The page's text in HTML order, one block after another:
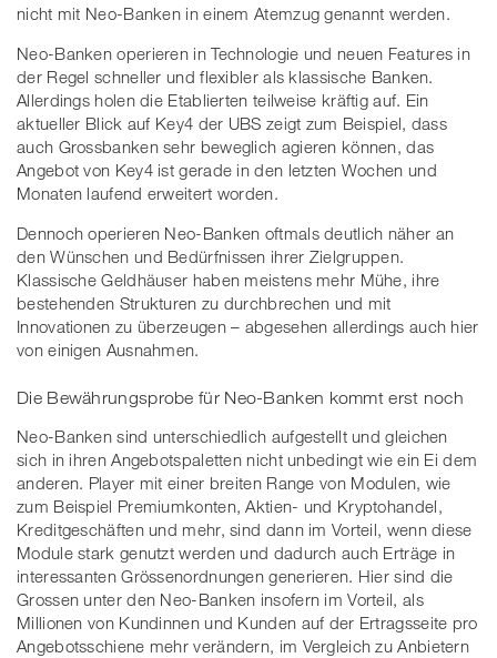
nicht mit Neo-Banken in einem Atemzug genannt werden.
Neo-Banken operieren in Technologie und neuen Features in
der Regel schneller und flexibler als klassische Banken.
Allerdings holen die Etablierten teilweise kräftig auf. Ein
aktueller Blick auf Key4 der UBS zeigt zum Beispiel, dass
auch Grossbanken sehr beweglich agieren können, das
Angebot von Key4 ist gerade in den letzten Wochen und
Monaten laufend erweitert worden.
Dennoch operieren Neo-Banken oftmals deutlich näher an
den Wünschen und Bedürfnissen ihrer Zielgruppen.
Klassische Geldhäuser haben meistens mehr Mühe, ihre
bestehenden Strukturen zu durchbrechen und mit
Innovationen zu überzeugen – abgesehen allerdings auch hier
von einigen Ausnahmen.
Die Bewährungsprobe für Neo-Banken kommt erst noch
Neo-Banken sind unterschiedlich aufgestellt und gleichen
sich in ihren Angebotspaletten nicht unbedingt wie ein Ei dem
anderen. Player mit einer breiten Range von Modulen, wie
zum Beispiel Premiumkonten, Aktien- und Kryptohandel,
Kreditgeschäften und mehr, sind dann im Vorteil, wenn diese
Module stark genutzt werden und dadurch auch Erträge in
interessanten Grössenordnungen generieren. Hier sind die
Grossen unter den Neo-Banken insofern im Vorteil, als
Millionen von Kundinnen und Kunden auf der Ertragsseite pro
Angebotsschiene mehr verändern, im Vergleich zu Anbietern